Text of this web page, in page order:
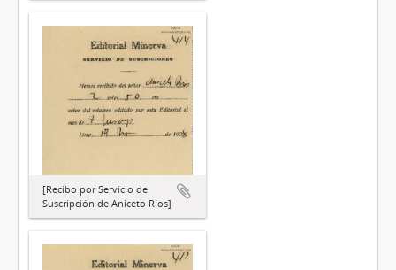
[Recibo por Servicio de
Suscripción de Aniceto Ríos]